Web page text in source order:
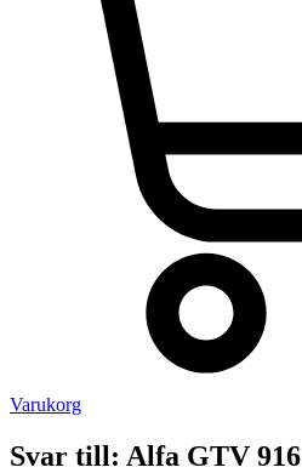
Varukorg
Svar till: Alfa GTV